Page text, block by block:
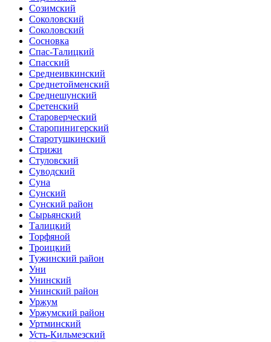
Созимский
Соколовский
Соколовский
Сосновка
Спас-Талицкий
Спасский
Среднеивкинский
Среднетойменский
Среднешунский
Сретенский
Староверческий
Старопинигерский
Старотушкинский
Стрижи
Стуловский
Суводский
Суна
Сунский
Сунский район
Сырьянский
Талицкий
Торфяной
Троицкий
Тужинский район
Уни
Унинский
Унинский район
Уржум
Уржумский район
Уртминский
Усть-Кильмезский